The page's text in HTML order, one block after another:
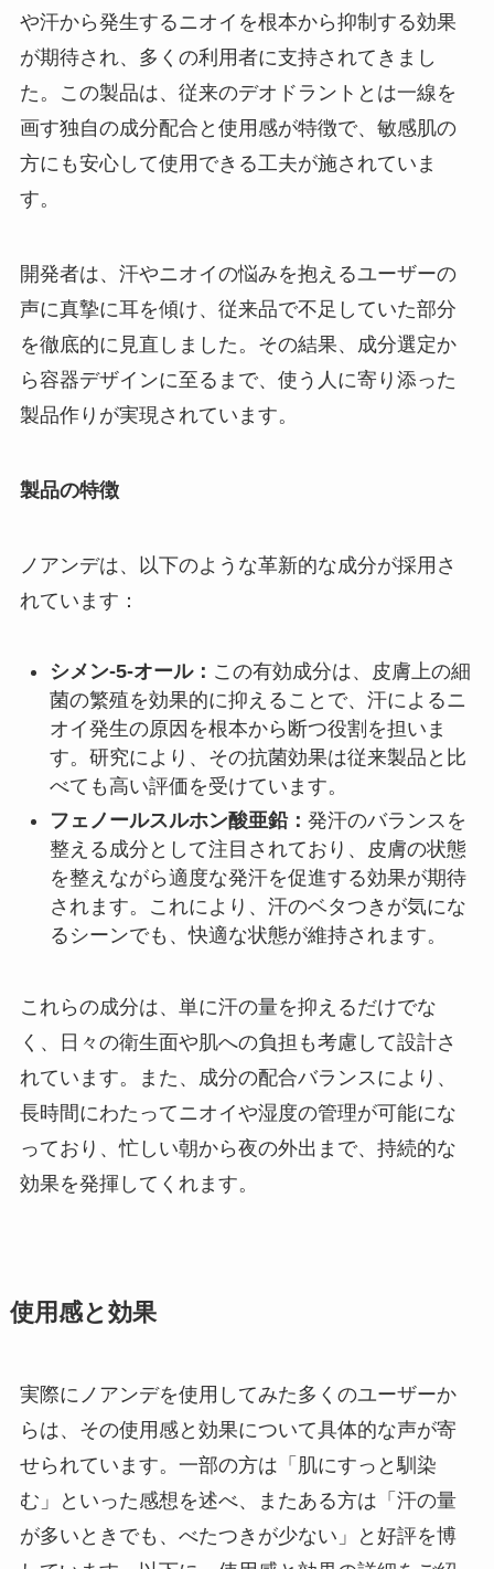
や汗から発生するニオイを根本から抑制する効果
が期待され、多くの利用者に支持されてきまし
た。この製品は、従来のデオドラントとは一線を
画す独自の成分配合と使用感が特徴で、敏感肌の
方にも安心して使用できる工夫が施されていま
す。
開発者は、汗やニオイの悩みを抱えるユーザーの
声に真摯に耳を傾け、従来品で不足していた部分
を徹底的に見直しました。その結果、成分選定か
ら容器デザインに至るまで、使う人に寄り添った
製品作りが実現されています。
製品の特徴
ノアンデは、以下のような革新的な成分が採用さ
れています：
シメン-5-オール： この有効成分は、皮膚上の細
菌の繁殖を効果的に抑えることで、汗によるニ
オイ発生の原因を根本から断つ役割を担いま
す。研究により、その抗菌効果は従来製品と比
べても高い評価を受けています。
フェノールスルホン酸亜鉛： 発汗のバランスを
整える成分として注目されており、皮膚の状態
を整えながら適度な発汗を促進する効果が期待
されます。これにより、汗のベタつきが気にな
るシーンでも、快適な状態が維持されます。
これらの成分は、単に汗の量を抑えるだけでな
く、日々の衛生面や肌への負担も考慮して設計さ
れています。また、成分の配合バランスにより、
長時間にわたってニオイや湿度の管理が可能にな
っており、忙しい朝から夜の外出まで、持続的な
効果を発揮してくれます。
使用感と効果
実際にノアンデを使用してみた多くのユーザーか
らは、その使用感と効果について具体的な声が寄
せられています。一部の方は「肌にすっと馴染
む」といった感想を述べ、またある方は「汗の量
が多いときでも、べたつきが少ない」と好評を博